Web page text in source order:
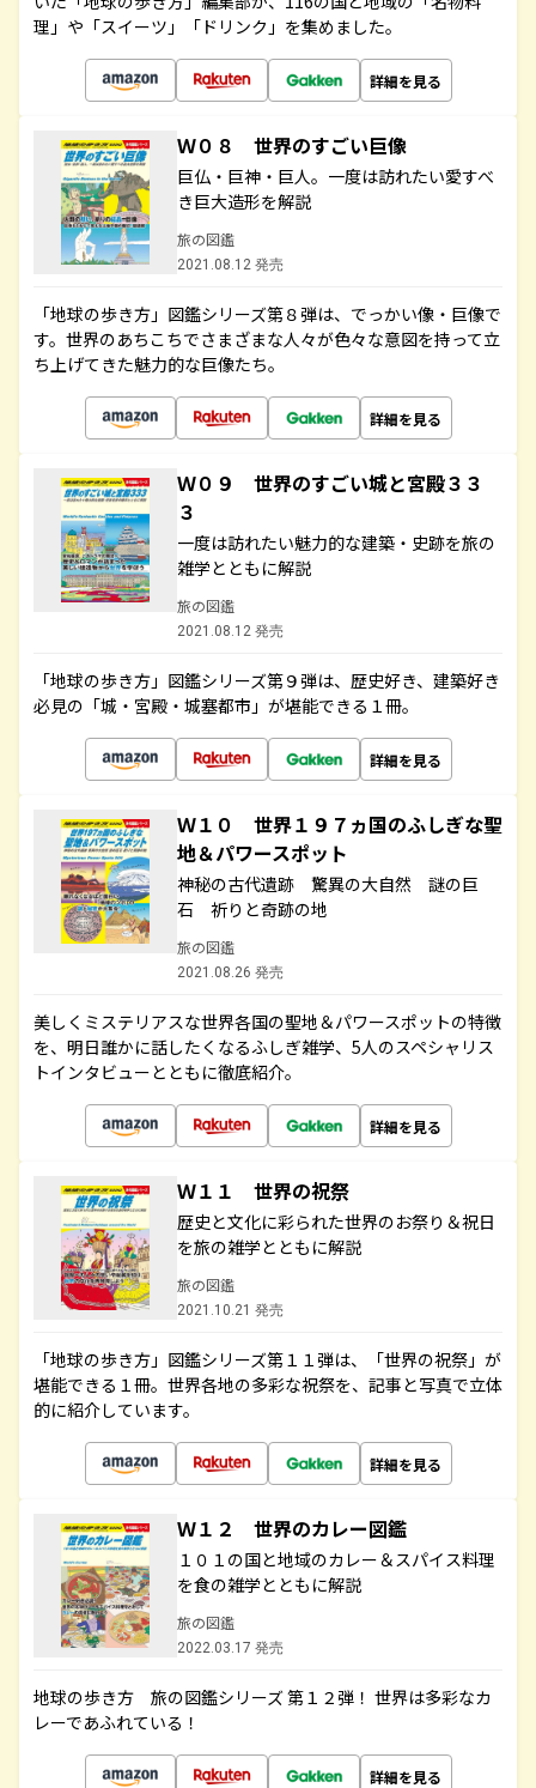
理」や「スイーツ」「ドリンク」を集めました。
詳細を見る
Ｗ０８ 世界のすごい巨像
巨仏・巨神・巨人。一度は訪れたい愛すべ
き巨大造形を解説
旅の図鑑
2021.08.12 発売
「地球の歩き方」図鑑シリーズ第８弾は、でっかい像・巨像で
す。世界のあちこちでさまざまな人々が色々な意図を持って立
ち上げてきた魅力的な巨像たち。
詳細を見る
Ｗ０９ 世界のすごい城と宮殿３３
３
一度は訪れたい魅力的な建築・史跡を旅の
雑学とともに解説
旅の図鑑
2021.08.12 発売
「地球の歩き方」図鑑シリーズ第９弾は、歴史好き、建築好き
必見の「城・宮殿・城塞都市」が堪能できる１冊。
詳細を見る
Ｗ１０ 世界１９７ヵ国のふしぎな聖
地＆パワースポット
神秘の古代遺跡 驚異の大自然 謎の巨
石 祈りと奇跡の地
旅の図鑑
2021.08.26 発売
美しくミステリアスな世界各国の聖地＆パワースポットの特徴
を、明日誰かに話したくなるふしぎ雑学、5人のスペシャリス
トインタビューとともに徹底紹介。
詳細を見る
Ｗ１１ 世界の祝祭
歴史と文化に彩られた世界のお祭り＆祝日
を旅の雑学とともに解説
旅の図鑑
2021.10.21 発売
「地球の歩き方」図鑑シリーズ第１１弾は、「世界の祝祭」が
堪能できる１冊。世界各地の多彩な祝祭を、記事と写真で立体
的に紹介しています。
詳細を見る
Ｗ１２ 世界のカレー図鑑
１０１の国と地域のカレー＆スパイス料理
を食の雑学とともに解説
旅の図鑑
2022.03.17 発売
地球の歩き方 旅の図鑑シリーズ 第１２弾！ 世界は多彩なカ
レーであふれている！
詳細を見る